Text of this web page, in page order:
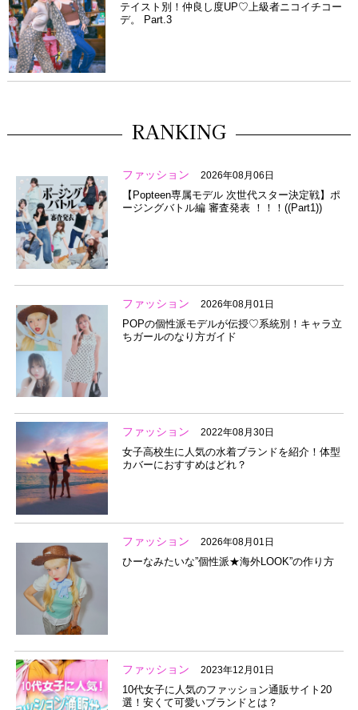
テイスト別！仲良し度UP♡上級者ニコイチコー
デ。 Part.3
RANKING
ファッション 2026年08月06日
【Popteen専属モデル 次世代スター決定戦】ポ
ージングバトル編 審査発表 ！！！((Part1))
ファッション 2026年08月01日
POPの個性派モデルが伝授♡系統別！キャラ立
ちガールのなり方ガイド
ファッション 2022年08月30日
女子高校生に人気の水着ブランドを紹介！体型
カバーにおすすめはどれ？
ファッション 2026年08月01日
ひーなみたいな”個性派★海外LOOK”の作り方
ファッション 2023年12月01日
10代女子に人気のファッション通販サイト20
選！安くて可愛いブランドとは？